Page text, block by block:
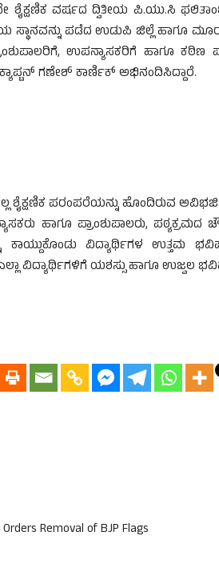
ಶೈಕ್ಷಣಿಕ ವರ್ಷದ ದ್ವಿತೀಯ ಪಿ.ಯು.ಸಿ
ಸ್ಥಾನವನ್ನು ಪಡೆದ ಉಡುಪಿ ಜಿಲ್ಲೆ ಹಾಗೂ
ಉಪನ್ಯಾಸಕರಿಗೆ ಹಾಗೂ
ಗಣೇಶ್ ಕಾರ್ಣಿಕ್ ಅಭಿನಂದಿಸಿದ್ದಾರೆ.
ಶೈಕ್ಷಣಿಕ ಪರಂಪರೆಯನ್ನು ಹೊಂದಿರುವ ಅವಿಭಜಿತ
ಹಾಗೂ ಪ್ರಾಂಶುಪಾಲರು,
ಕಾಯ್ದುಕೊಂಡು ವಿದ್ಯಾರ್ಥಿಗಳ ಉತ್ತಮ
ವಿದ್ಯಾರ್ಥಿಗಳಿಗೆ ಯಶಸ್ಸು ಹಾಗೂ ಉಜ್ವಲ
Removal of BJP Flags